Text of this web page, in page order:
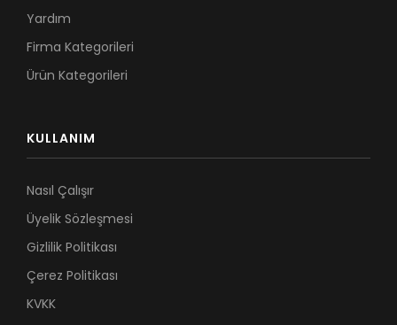
Yardım
Firma Kategorileri
Ürün Kategorileri
KULLANIM
Nasıl Çalışır
Üyelik Sözleşmesi
Gizlilik Politikası
Çerez Politikası
KVKK